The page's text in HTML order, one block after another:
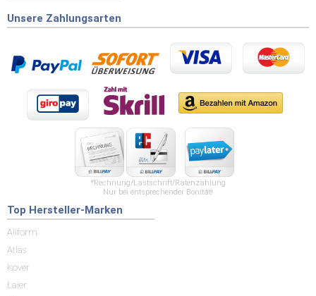
Unsere Zahlungsarten
*Rechnung/Lastschrift/Ratenzahlung
Nur bei entsprechender Bonität!
Top Hersteller-Marken
Allform
Atlas
Isover
Laier